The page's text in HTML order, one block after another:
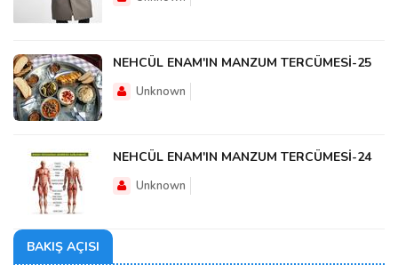
NEHCÜL ENAM'IN MANZUM TERCÜMESİ-25
Unknown
NEHCÜL ENAM'IN MANZUM TERCÜMESİ-24
Unknown
BAKIŞ AÇISI